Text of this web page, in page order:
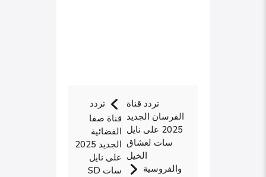
تردد
قناة صفا
الفضائية
الجديد 2025
على نايل
سات SD
تردد قناة
الفرسان الجديد
2025 على نايل
سات لعشاق
الخيل
والفروسية